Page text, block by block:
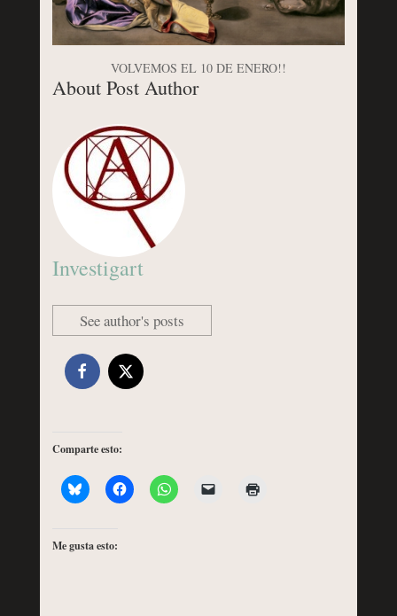
VOLVEMOS EL 10 DE ENERO!!
About Post Author
Investigart
See author's posts
Comparte esto:
Me gusta esto: